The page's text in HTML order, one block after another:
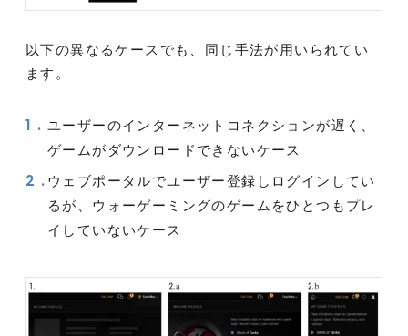
以下の異なるケースでも、同じ手法が用いられてい
ます。
ユーザーのインターネットコネクションが遅く、
ゲームがダウンロードできないケース
ウェブポータルでユーザー登録しログインしてい
るが、ウォーゲーミングのゲームをひとつもプレ
イしていないケース